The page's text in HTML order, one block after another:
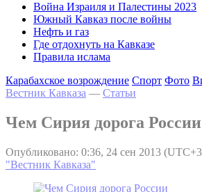
Война Израиля и Палестины 2023
Южный Кавказ после войны
Нефть и газ
Где отдохнуть на Кавказе
Правила ислама
Карабахское возрождение Спорт Фото
Вестник Кавказа — Статьи
Чем Сирия дорога России
Опубликовано: 0:36, 24 сен 2013
"Вестник Кавказа"